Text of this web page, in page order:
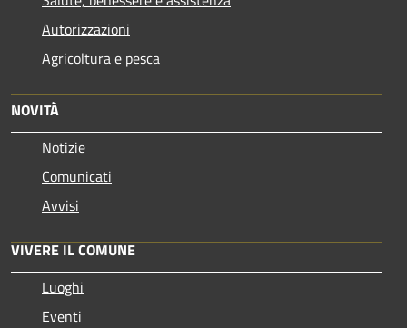
Autorizzazioni
Agricoltura e pesca
NOVITÀ
Notizie
Comunicati
Avvisi
VIVERE IL COMUNE
Luoghi
Eventi